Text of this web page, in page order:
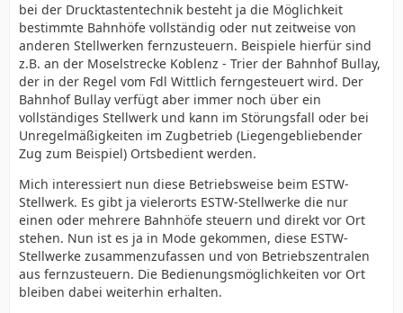
bei der Drucktastentechnik besteht ja die Möglichkeit
bestimmte Bahnhöfe vollständig oder nut zeitweise von
anderen Stellwerken fernzusteuern. Beispiele hierfür sind
z.B. an der Moselstrecke Koblenz - Trier der Bahnhof Bullay,
der in der Regel vom Fdl Wittlich ferngesteuert wird. Der
Bahnhof Bullay verfügt aber immer noch über ein
vollständiges Stellwerk und kann im Störungsfall oder bei
Unregelmäßigkeiten im Zugbetrieb (Liegengebliebender
Zug zum Beispiel) Ortsbedient werden.
Mich interessiert nun diese Betriebsweise beim ESTW-
Stellwerk. Es gibt ja vielerorts ESTW-Stellwerke die nur
einen oder mehrere Bahnhöfe steuern und direkt vor Ort
stehen. Nun ist es ja in Mode gekommen, diese ESTW-
Stellwerke zusammenzufassen und von Betriebszentralen
aus fernzusteuern. Die Bedienungsmöglichkeiten vor Ort
bleiben dabei weiterhin erhalten.